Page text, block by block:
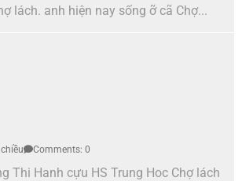
lách. anh hiện nay sống ỡ cã Chợ...
Comments: 0
Thi Hanh cựu HS Trung Hoc Chợ lách